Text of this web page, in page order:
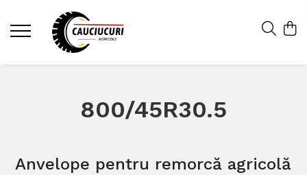
800/45R30.5
Anvelope pentru remorcă agricolă